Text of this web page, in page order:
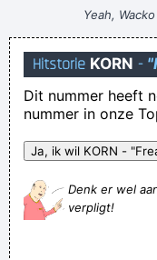
Yeah,
English Tabloid I
When You Do
er zijn twee
Het leven moet
Teek Det, de
Hitstorie KORN -
Dit nummer heeft
nummer in onze
Denk er wel
verpligt!